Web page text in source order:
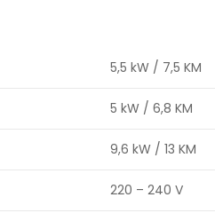
5,5 kW / 7,5 KM
5 kW / 6,8 KM
9,6 kW / 13 KM
220 – 240 V